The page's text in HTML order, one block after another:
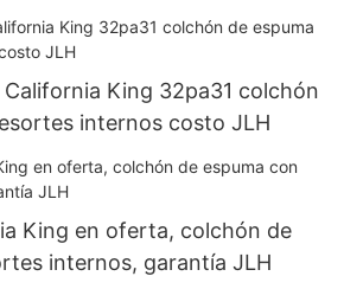
King 32pa31 colchón
internos costo JLH
King en oferta, colchón de
internos, garantía JLH